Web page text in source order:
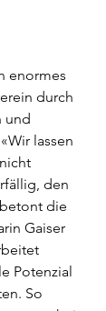
enormes
durch
und
lassen
den
die
Gaiser
Potenzial
So